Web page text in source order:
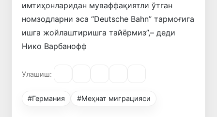
имтиҳонларидан муваффақиятли ўтган
номзодларни эса “Deutsche Bahn” тармоғига
ишга жойлаштиришга тайёрмиз”,– деди
Нико Варбанофф
Улашиш:
#Германия #Меҳнат миграцияси